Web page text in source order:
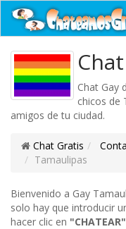
Chat Gay
chicos de
amigos de tu ciudad.
Chat Gratis
Tamaulipas
Bienvenido a Gay
solo hay que introducir
hacer clic en "CHATEAR"